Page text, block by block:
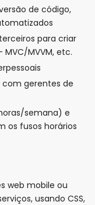
de código,
para criar
MVVM, etc.
com gerentes de
semana) e
os fusos horários
web mobile ou
usando CSS,